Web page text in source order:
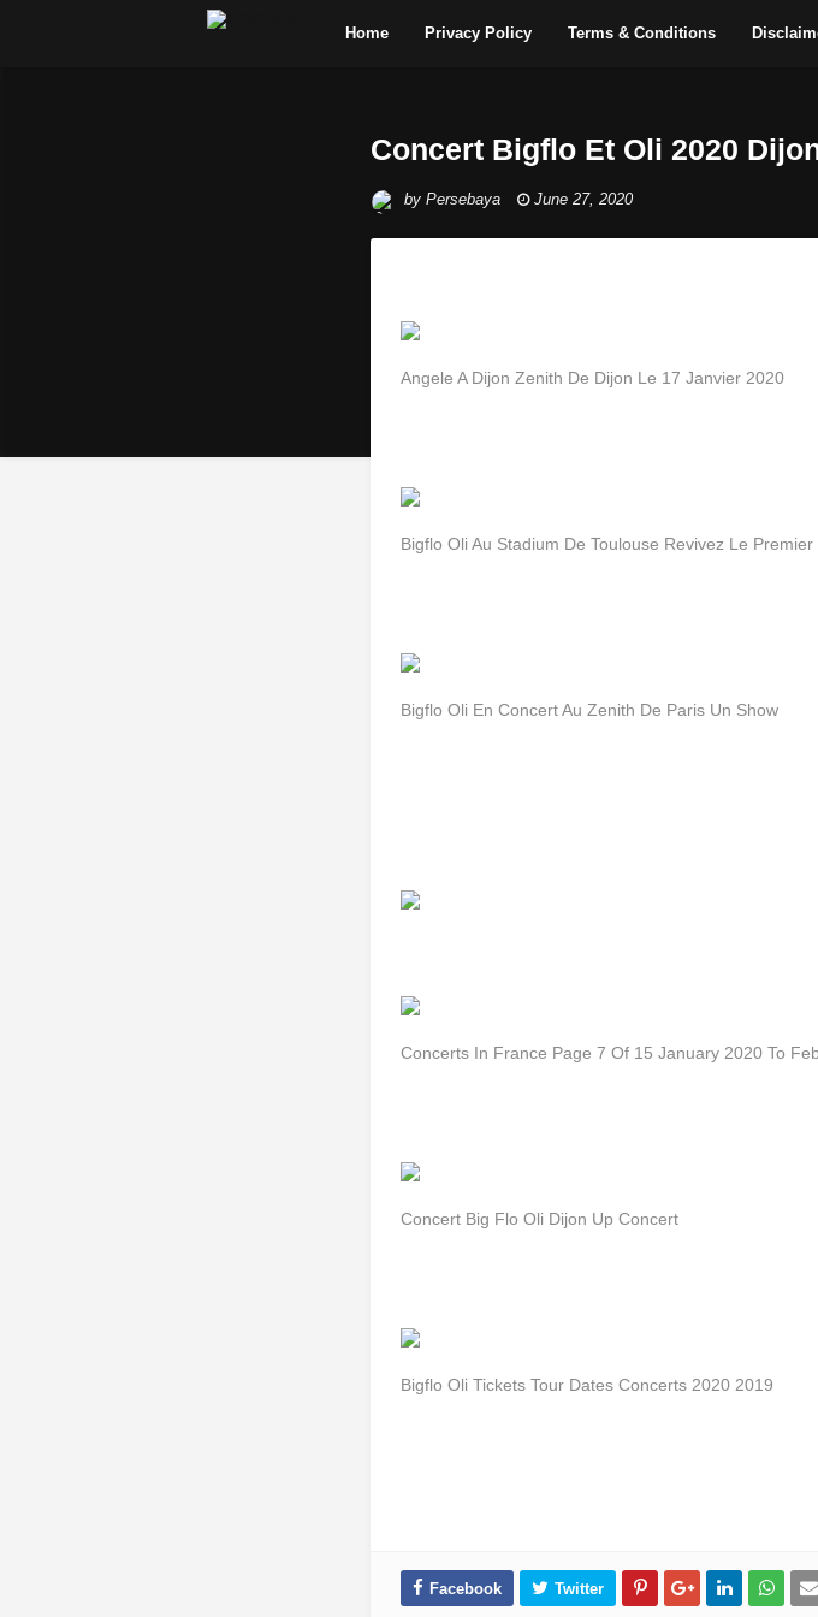
Home Privacy Policy Terms & Conditions
Concert Bigflo Et Oli 2020
by Persebaya June 27, 2020
Angele A Dijon Zenith De Dijon Le 17 Janvier 2020
Bigflo Oli Au Stadium De Toulouse Revivez Le Premier
Bigflo Oli En Concert Au Zenith De Paris Un Show
Concerts In France Page 7 Of 15 January 2020 To
Concert Big Flo Oli Dijon Up Concert
Bigflo Oli Tickets Tour Dates Concerts 2020 2019